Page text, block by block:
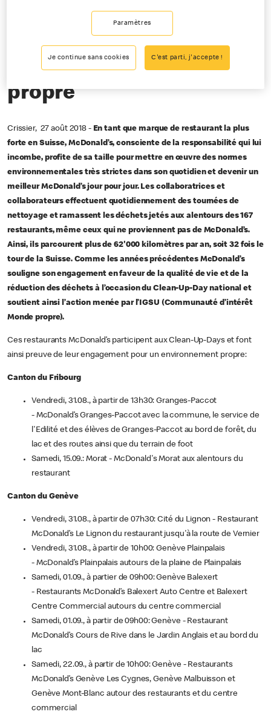
McDonald’s s’engage
pour un espace public
propre
Crissier, 27 août 2018 - En tant que marque de restaurant la plus
forte en Suisse, McDonald’s, consciente de la responsabilité qui lui
incombe, profite de sa taille pour mettre en œuvre des normes
environnementales très strictes dans son quotidien et devenir un
meilleur McDonald’s jour pour jour. Les collaboratrices et
collaborateurs effectuent quotidiennement des tournées de
nettoyage et ramassent les déchets jetés aux alentours des 167
restaurants, même ceux qui ne proviennent pas de McDonald’s.
Ainsi, ils parcourent plus de 62'000 kilomètres par an, soit 32 fois le
tour de la Suisse. Comme les années précédentes McDonald’s
souligne son engagement en faveur de la qualité de vie et de la
réduction des déchets à l’occasion du Clean-Up-Day national et
soutient ainsi l’action menée par l’IGSU (Communauté d’intérêt
Monde propre).
Ces restaurants McDonald’s participent aux Clean-Up-Days et font
ainsi preuve de leur engagement pour un environnement propre:
Canton du Fribourg
Vendredi, 31.08., à partir de 13h30: Granges-Paccot
- McDonald’s Granges-Paccot avec la commune, le service de
l'Edilité et des élèves de Granges-Paccot au bord de forêt, du
lac et des routes ainsi que du terrain de foot
Samedi, 15.09.: Morat - McDonald's Morat aux alentours du
restaurant
Canton du Genève
Vendredi, 31.08., à partir de 07h30: Cité du Lignon - Restaurant
McDonald’s Le Lignon du restaurant jusqu'à la route de Vernier
Vendredi, 31.08., à partir de 10h00: Genève Plainpalais
- McDonald’s Plainpalais autours de la plaine de Plainpalais
Samedi, 01.09., à partier de 09h00: Genève Balexert
- Restaurants McDonald’s Balexert Auto Centre et Balexert
Centre Commercial autours du centre commercial
Samedi, 01.09., à partir de 09h00: Genève - Restaurant
McDonald’s Cours de Rive dans le Jardin Anglais et au bord du
lac
Samedi, 22.09., à partir de 10h00: Genève - Restaurants
McDonald’s Genève Les Cygnes, Genève Malbuisson et
Genève Mont-Blanc autour des restaurants et du centre
commercial
Paramètres
Je continue sans cookies C'est parti, j'accepte !